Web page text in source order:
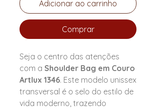
Adicionar ao carrinho
Comprar
Seja o centro das atenções
com a Shoulder Bag em Couro
Artlux 1346. Este modelo unissex
transversal é o selo do estilo de
vida moderno, trazendo